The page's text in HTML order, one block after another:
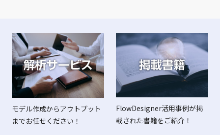
モデル作成からアウトプット
までお任せください！
FlowDesigner活用事例が掲
載された書籍をご紹介！